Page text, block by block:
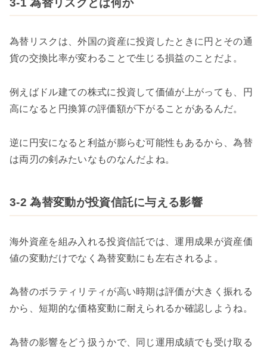
3-1 為替リスクとは何か
為替リスクは、外国の資産に投資したときに円とその通
貨の交換比率が変わることで生じる損益のことだよ。
例えばドル建ての株式に投資して価値が上がっても、円
高になると円換算の評価額が下がることがあるんだ。
逆に円安になると利益が膨らむ可能性もあるから、為替
は両刃の剣みたいなものなんだよね。
3-2 為替変動が投資信託に与える影響
海外資産を組み入れる投資信託では、運用成果が資産価
値の変動だけでなく為替変動にも左右されるよ。
為替のボラティリティが高い時期は評価が大きく振れる
から、短期的な価格変動に耐えられるか確認しようね。
為替の影響をどう扱うかで、同じ運用成績でも受け取る